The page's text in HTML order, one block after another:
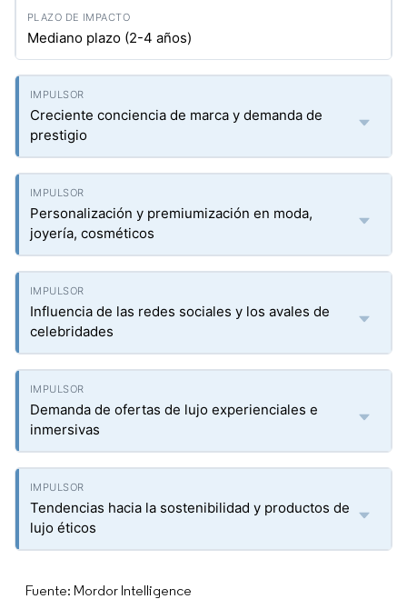
Mediano plazo (2-4 años)
Creciente conciencia de marca y demanda de
prestigio
Personalización y premiumización en moda,
joyería, cosméticos
Influencia de las redes sociales y los avales de
celebridades
Demanda de ofertas de lujo experienciales e
inmersivas
Tendencias hacia la sostenibilidad y productos de
lujo éticos
Fuente: Mordor Intelligence